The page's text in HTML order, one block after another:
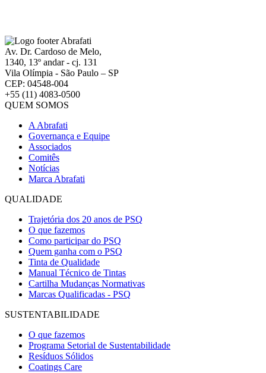
Av. Dr. Cardoso de Melo,
1340, 13º andar - cj. 131
Vila Olímpia - São Paulo – SP
CEP: 04548-004
+55 (11) 4083-0500
QUEM SOMOS
A Abrafati
Governança e Equipe
Associados
Comitês
Notícias
Marca Abrafati
QUALIDADE
Trajetória dos 20 anos de PSQ
O que fazemos
Como participar do PSQ
Quem ganha com o PSQ
Tinta de Qualidade
Manual Técnico de Tintas
Cartilha Mudanças Normativas
Marcas Qualificadas - PSQ
SUSTENTABILIDADE
O que fazemos
Programa Setorial de Sustentabilidade
Resíduos Sólidos
Coatings Care